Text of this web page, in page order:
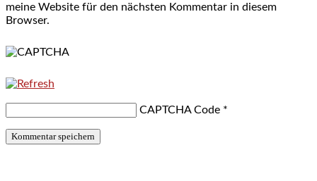
meine Website für den nächsten Kommentar in diesem
Browser.
CAPTCHA Code *